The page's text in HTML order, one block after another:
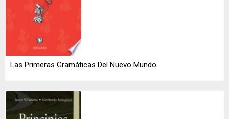
Las Primeras Gramáticas Del Nuevo Mundo